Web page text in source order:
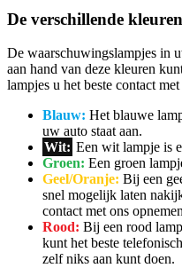
De verschillende
De waarschuwingslampjes in
aan hand van deze kleuren
lampjes u het beste contact
Blauw: Het blauwe
uw auto staat aan.
Wit: Een wit lampje is
Groen: Een groen
Geel/Oranje: Bij een
snel mogelijk laten
contact met ons
Rood: Bij een rood
kunt het beste
zelf niks aan kunt doen.